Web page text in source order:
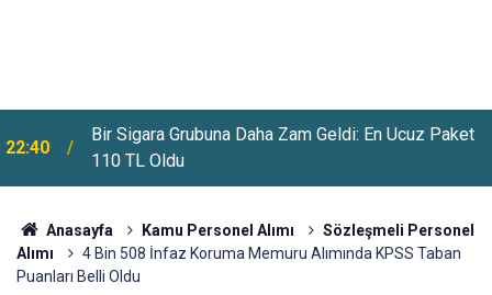
22:40
Bir Sigara Grubuna Daha Zam Geldi: En Ucuz Paket
110 TL Oldu
Anasayfa Kamu Personel Alımı
Sözleşmeli Personel
Alımı
4 Bin 508 İnfaz Koruma Memuru Alımında KPSS Taban
Puanları Belli Oldu